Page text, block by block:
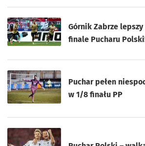
Górnik Zabrze
finale Pucharu
Puchar pełen
w 1/8 finału PP